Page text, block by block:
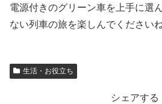
電源付きのグリーン車を上手に選
ない列車の旅を楽しんでくださいね
生活・お役立ち
シェアする